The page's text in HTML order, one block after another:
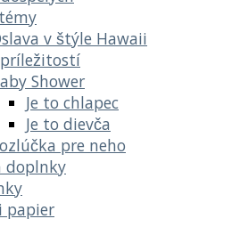
v štýle Hawaii
Shower
Je to chlapec
Je to dievča
pre neho
doplnky
papier